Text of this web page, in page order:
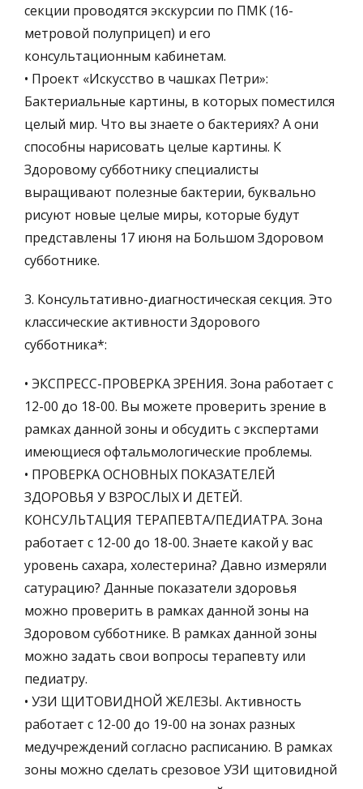
секции проводятся экскурсии по ПМК (16-
метровой полуприцеп) и его
консультационным кабинетам.
• Проект «Искусство в чашках Петри»:
Бактериальные картины, в которых поместился
целый мир. Что вы знаете о бактериях? А они
способны нарисовать целые картины. К
Здоровому субботнику специалисты
выращивают полезные бактерии, буквально
рисуют новые целые миры, которые будут
представлены 17 июня на Большом Здоровом
субботнике.
3. Консультативно-диагностическая секция. Это
классические активности Здорового
субботника*:
• ЭКСПРЕСС-ПРОВЕРКА ЗРЕНИЯ. Зона работает с
12-00 до 18-00. Вы можете проверить зрение в
рамках данной зоны и обсудить с экспертами
имеющиеся офтальмологические проблемы.
• ПРОВЕРКА ОСНОВНЫХ ПОКАЗАТЕЛЕЙ
ЗДОРОВЬЯ У ВЗРОСЛЫХ И ДЕТЕЙ.
КОНСУЛЬТАЦИЯ ТЕРАПЕВТА/ПЕДИАТРА. Зона
работает с 12-00 до 18-00. Знаете какой у вас
уровень сахара, холестерина? Давно измеряли
сатурацию? Данные показатели здоровья
можно проверить в рамках данной зоны на
Здоровом субботнике. В рамках данной зоны
можно задать свои вопросы терапевту или
педиатру.
• УЗИ ЩИТОВИДНОЙ ЖЕЛЕЗЫ. Активность
работает с 12-00 до 19-00 на зонах разных
медучреждений согласно расписанию. В рамках
зоны можно сделать срезовое УЗИ щитовидной